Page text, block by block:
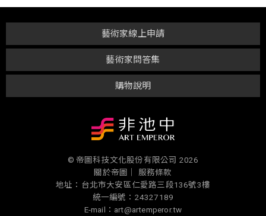
購物說明
藝術家問答集
藝術家線上申請
© 帝圖科技文化股份有限公司 2026
關於帝圖｜
服務條款
地址：台北市大安區仁愛路三段136號3樓
統一編號：24327189
E-mail：art@artemperor.tw